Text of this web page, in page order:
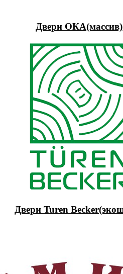
Двери ОКА(массив)
Двери Turen